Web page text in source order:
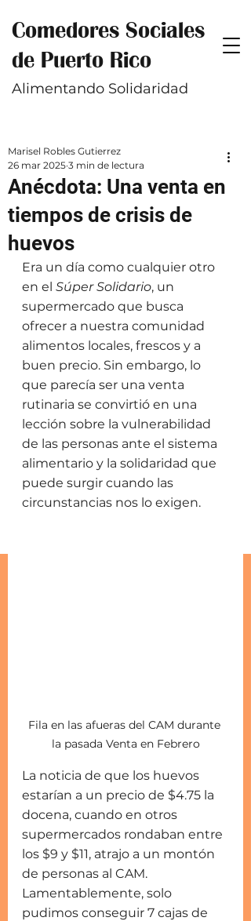
Comedores Sociales
de Puerto Rico
Alimentando Solidaridad
Anécdota: Una venta en
tiempos de crisis de
huevos
Marisel Robles Gutierrez
26 mar 2025 3 min de lectura
Era un día como cualquier otro
en el Súper Solidario, un
supermercado que busca
ofrecer a nuestra comunidad
alimentos locales, frescos y a
buen precio. Sin embargo, lo
que parecía ser una venta
rutinaria se convirtió en una
lección sobre la vulnerabilidad
de las personas ante el sistema
alimentario y la solidaridad que
puede surgir cuando las
circunstancias nos lo exigen.
Fila en las afueras del CAM durante
la pasada Venta en Febrero
La noticia de que los huevos
estarían a un precio de $4.75 la
docena, cuando en otros
supermercados rondaban entre
los $9 y $11, atrajo a un montón
de personas al CAM.
Lamentablemente, solo
pudimos conseguir 7 cajas de